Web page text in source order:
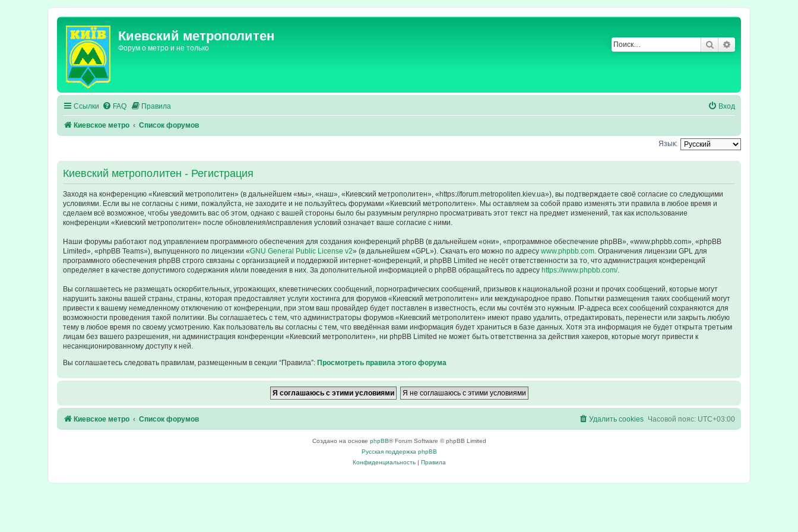
Киевский метрополитен
Форум о метро и не только Поиск
Ссылки FAQ Правила Вход
Киевское метро Список форумов
Язык:
Киевский метрополитен - Регистрация
Заходя на конференцию «Киевский метрополитен» (в дальнейшем «мы», «наш», «Киевский метрополитен», «https://forum.metropoliten.kiev.ua»), вы подтверждаете своё согласие со следующими
условиями. Если вы не согласны с ними, пожалуйста, не заходите и не пользуйтесь форумами «Киевский метрополитен». Мы оставляем за собой право изменять эти правила в любое время и
сделаем всё возможное, чтобы уведомить вас об этом, однако с вашей стороны было бы разумным регулярно просматривать этот текст на предмет изменений, так как использование
конференции «Киевский метрополитен» после обновления/исправления условий означает ваше согласие с ними.
Наши форумы работают под управлением программного обеспечения для создания конференций phpBB (в дальнейшем «они», «программное обеспечение phpBB», «www.phpbb.com», «phpBB
Limited», «phpBB Teams»), выпущенного по лицензии «GNU General Public License v2» (в дальнейшем «GPL»). Скачать его можно по адресу www.phpbb.com . Ограничения лицензии GPL для
программного обеспечения phpBB строго связаны с организацией и поддержкой интернет-конференций, и phpBB Limited не несёт ответственности за то, что администрация конференций
определяет в качестве допустимого содержания и/или поведения в них. За дополнительной информацией о phpBB обращайтесь по адресу https://www.phpbb.com/.
Вы соглашаетесь не размещать оскорбительных, угрожающих, клеветнических сообщений, порнографических сообщений, призывов к национальной розни и прочих сообщений, которые могут
нарушить законы вашей страны, страны, которая предоставляет услуги хостинга для форумов «Киевский метрополитен» или международное право. Попытки размещения таких сообщений могут
привести к вашему немедленному отключению от конференции, при этом ваш провайдер будет поставлен в известность, если мы сочтём это нужным. IP-адреса всех сообщений сохраняются для
возможности проведения такой политики. Вы соглашаетесь с тем, что администраторы форумов «Киевский метрополитен» имеют право удалить, отредактировать, перенести или закрыть любую
тему в любое время по своему усмотрению. Как пользователь вы согласны с тем, что введённая вами информация будет храниться в базе данных. Хотя эта информация не будет открыта третьим
лицам без вашего разрешения, ни администрация конференции «Киевский метрополитен», ни phpBB Limited не может быть ответственна за действия хакеров, которые могут привести к
несанкционированному доступу к ней.
Вы соглашаетесь следовать правилам, размещенным в секции “Правила”: Просмотреть правила этого форума
Киевское метро Список форумов Часовой пояс: UTC+03:00
Удалить cookies
Создано на основе phpBB® Forum Software © phpBB Limited
Русская поддержка phpBB
Конфиденциальность| Правила